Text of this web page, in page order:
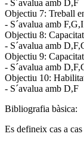
- S´avalua amb D,F
Objectiu 7: Treball
- S´avalua amb F,G,I
Objectiu 8:
- S´avalua amb
Objectiu 9:
- S´avalua amb
Objectiu 10:
- S´avalua amb D,F
Bibliografia bàsica:
Es defineix cas a